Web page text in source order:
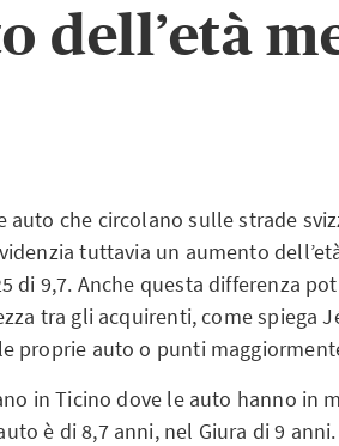
dell’età
auto che circolano sulle strade
tuttavia un aumento
di 9,7. Anche questa differenza
tra gli acquirenti, come spiega
proprie auto o punti
in Ticino dove le auto hanno in
è di 8,7 anni, nel Giura di 9